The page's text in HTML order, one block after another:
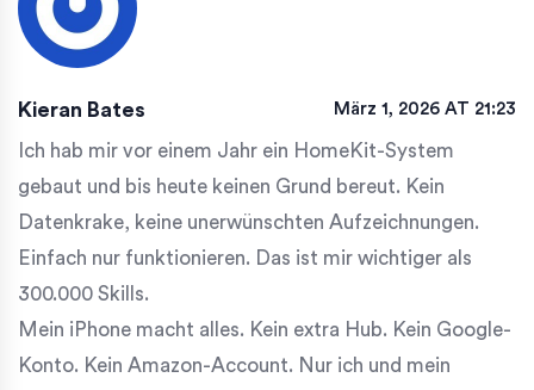
Kieran Bates März 1, 2026 AT 21:23
Ich hab mir vor einem Jahr ein HomeKit-System
gebaut und bis heute keinen Grund bereut. Kein
Datenkrake, keine unerwünschten Aufzeichnungen.
Einfach nur funktionieren. Das ist mir wichtiger als
300.000 Skills.
Mein iPhone macht alles. Kein extra Hub. Kein Google-
Konto. Kein Amazon-Account. Nur ich und mein